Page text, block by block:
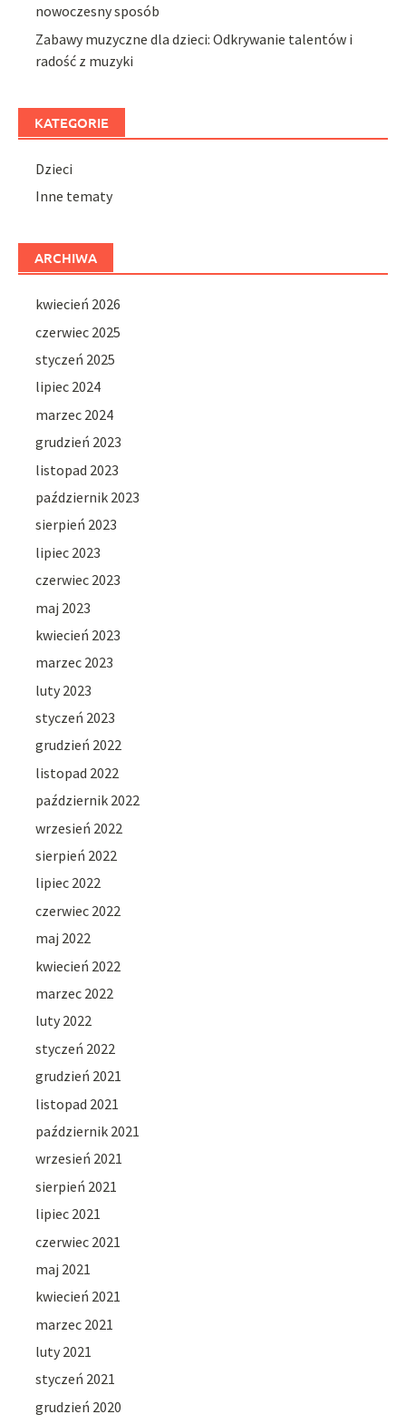
nowoczesny sposób
Zabawy muzyczne dla dzieci: Odkrywanie talentów i
radość z muzyki
KATEGORIE
Dzieci
Inne tematy
ARCHIWA
kwiecień 2026
czerwiec 2025
styczeń 2025
lipiec 2024
marzec 2024
grudzień 2023
listopad 2023
październik 2023
sierpień 2023
lipiec 2023
czerwiec 2023
maj 2023
kwiecień 2023
marzec 2023
luty 2023
styczeń 2023
grudzień 2022
listopad 2022
październik 2022
wrzesień 2022
sierpień 2022
lipiec 2022
czerwiec 2022
maj 2022
kwiecień 2022
marzec 2022
luty 2022
styczeń 2022
grudzień 2021
listopad 2021
październik 2021
wrzesień 2021
sierpień 2021
lipiec 2021
czerwiec 2021
maj 2021
kwiecień 2021
marzec 2021
luty 2021
styczeń 2021
grudzień 2020